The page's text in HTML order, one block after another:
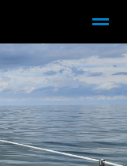
Redactie
Zoeken